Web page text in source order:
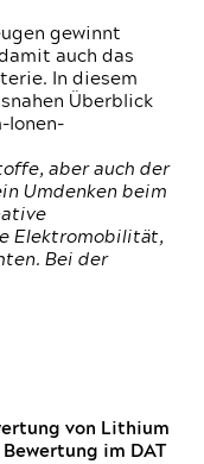
gewinnt
auch das
In diesem
Überblick
Ionen-
aber auch der
Umdenken beim
Elektromobilität,
Bei der
von Lithium
im DAT